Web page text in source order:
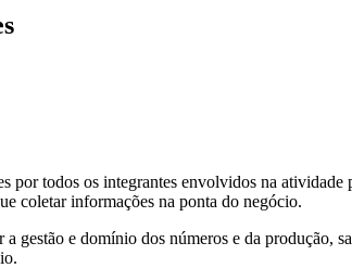
todos os integrantes envolvidos na
coletar informações na ponta do negócio.
gestão e domínio dos números e da produção,